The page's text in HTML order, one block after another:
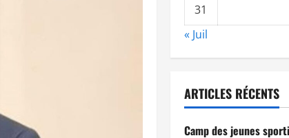
31
« Juil
ARTICLES RÉCENTS
Camp des jeunes